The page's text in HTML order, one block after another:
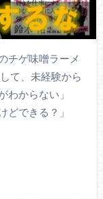
チゲ味噌ラーメ
て、未経験から
わからない」
どできる？」